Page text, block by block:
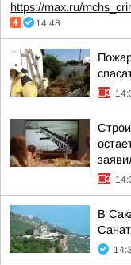
https://max.ru/
14:48
В